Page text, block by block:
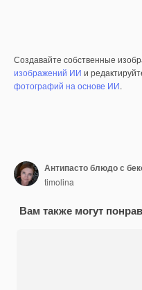
Создавайте собственные
изображений ИИ и
фотографий на основе ИИ.
timolina
Вам также могут